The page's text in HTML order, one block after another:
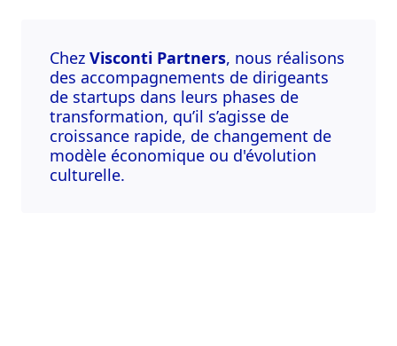
Chez Visconti Partners, nous réalisons
des accompagnements de dirigeants
de startups dans leurs phases de
transformation, qu’il s’agisse de
croissance rapide, de changement de
modèle économique ou d'évolution
culturelle.